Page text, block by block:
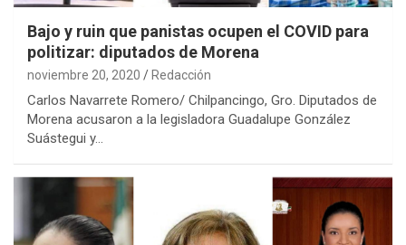
Bajo y ruin que panistas ocupen el COVID para
politizar: diputados de Morena
noviembre 20, 2020 Redacción
Carlos Navarrete Romero/ Chilpancingo, Gro. Diputados de
Morena acusaron a la legisladora Guadalupe González
Suástegui y…